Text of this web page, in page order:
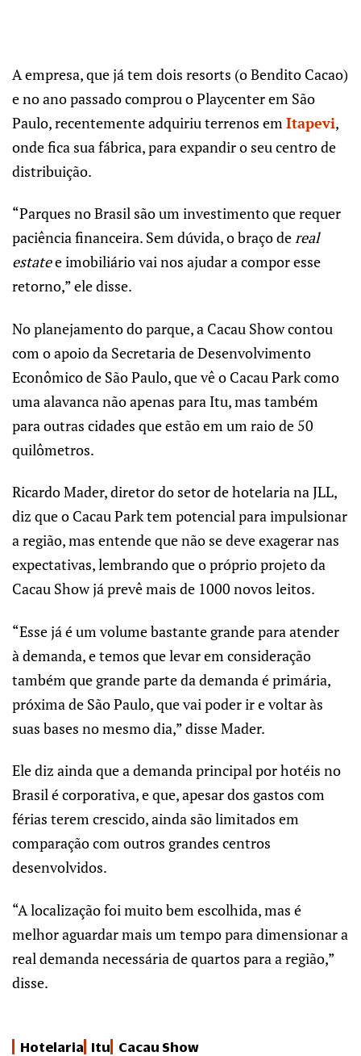
A empresa, que já tem dois resorts (o Bendito Cacao)
e no ano passado comprou o Playcenter em São
Paulo, recentemente adquiriu terrenos em Itapevi,
onde fica sua fábrica, para expandir o seu centro de
distribuição.
“Parques no Brasil são um investimento que requer
paciência financeira. Sem dúvida, o braço dereal
estatee imobiliário vai nos ajudar a compor esse
retorno,” ele disse.
No planejamento do parque, a Cacau Show contou
com o apoio da Secretaria de Desenvolvimento
Econômico de São Paulo, que vê o Cacau Park como
uma alavanca não apenas para Itu, mas também
para outras cidades que estão em um raio de 50
quilômetros.
Ricardo Mader, diretor do setor de hotelaria na JLL,
diz que o Cacau Park tem potencial para impulsionar
a região, mas entende que não se deve exagerar nas
expectativas, lembrando que o próprio projeto da
Cacau Show já prevê mais de 1000 novos leitos.
“Esse já é um volume bastante grande para atender
à demanda, e temos que levar em consideração
também que grande parte da demanda é primária,
próxima de São Paulo, que vai poder ir e voltar às
suas bases no mesmo dia,” disse Mader.
Ele diz ainda que a demanda principal por hotéis no
Brasil é corporativa, e que, apesar dos gastos com
férias terem crescido, ainda são limitados em
comparação com outros grandes centros
desenvolvidos.
“A localização foi muito bem escolhida, mas é
melhor aguardar mais um tempo para dimensionar a
real demanda necessária de quartos para a região,”
disse.
Hotelaria Itu Cacau Show